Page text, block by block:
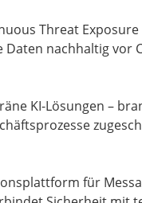
Threat Exposure
Daten nachhaltig vor
KI-Lösungen –
für